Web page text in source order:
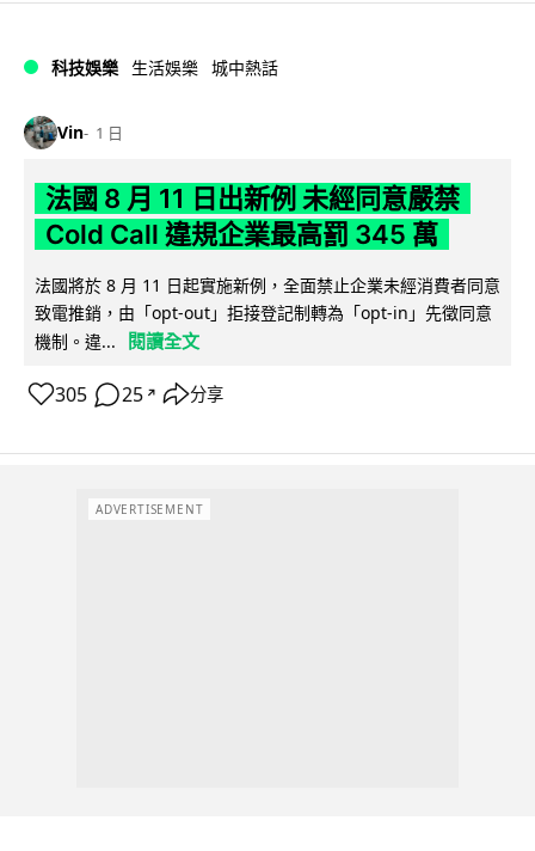
科技娛樂 生活娛樂 城中熱話
Vin 1 日
法國 8 月 11 日出新例 未經同意嚴禁
Cold Call 違規企業最高罰 345 萬
法國將於 8 月 11 日起實施新例，全面禁止企業未經消費者同意
致電推銷，由「opt-out」拒接登記制轉為「opt-in」先徵同意
機制。違...
閱讀全文
305 25 ↗ 分享
ADVERTISEMENT